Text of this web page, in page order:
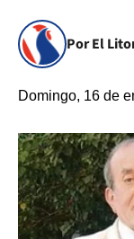
Por El
Domingo, 16 de